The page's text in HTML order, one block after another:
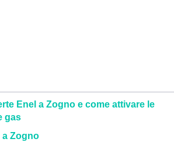
Enel a Zogno e come attivare le
gas
a Zogno